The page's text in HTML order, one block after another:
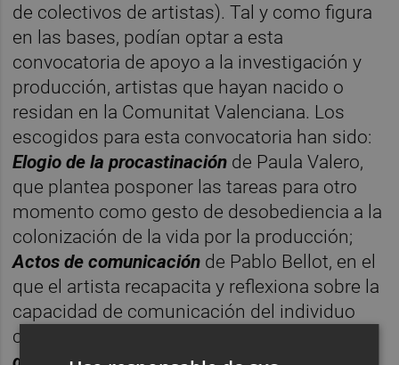
de colectivos de artistas). Tal y como figura
en las bases, podían optar a esta
convocatoria de apoyo a la investigación y
producción, artistas que hayan nacido o
residan en la Comunitat Valenciana. Los
escogidos para esta convocatoria han sido:
Elogio de la procastinación de Paula Valero,
que plantea posponer las tareas para otro
momento como gesto de desobediencia a la
colonización de la vida por la producción;
Actos de comunicación de Pablo Bellot, en el
que el artista recapacita y reflexiona sobre la
capacidad de comunicación del individuo
contemporáneo en el momento actual; y